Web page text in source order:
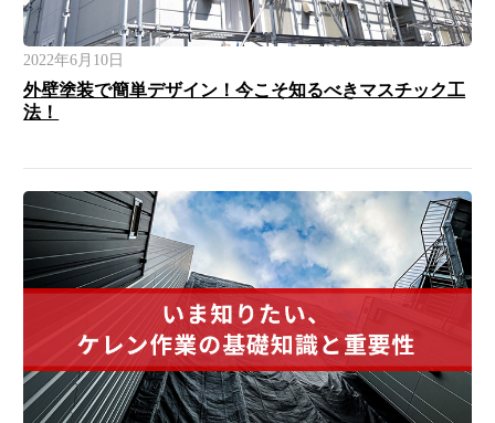
2022年6月10日
外壁塗装で簡単デザイン！今こそ知るべきマスチック工
法！